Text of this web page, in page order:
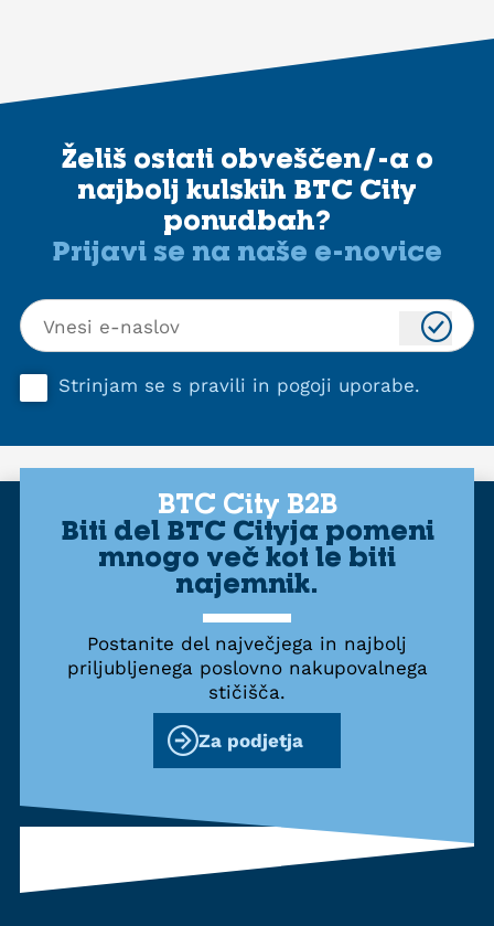
Želiš ostati obveščen/-a o
najbolj kulskih BTC City
ponudbah?
Prijavi se na naše e-novice
Strinjam se s pravili in pogoji uporabe.
BTC City B2B
Biti del BTC Cityja pomeni
mnogo več kot le biti
najemnik.
Postanite del največjega in najbolj
priljubljenega poslovno nakupovalnega
stičišča.
Za podjetja